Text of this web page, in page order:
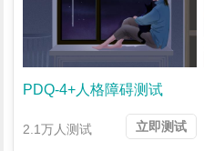
PDQ-4+人格障碍测试
2.1万人测试 立即测试